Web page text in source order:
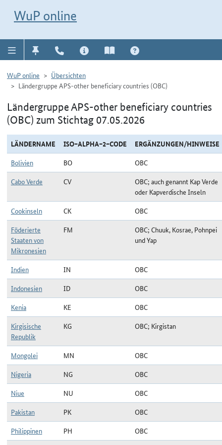
WuP online
WuP online
Übersichten
Ländergruppe APS-other beneficiary countries (OBC)
Ländergruppe APS-other beneficiary countries
(OBC) zum Stichtag 07.05.2026
LÄNDERNAME ISO−ALPHA−2−CODE
ERGÄNZUNGEN/HINWEISE
Bolivien
BO
OBC
Cabo Verde
CV
OBC; auch genannt Kap Verde
oder Kapverdische Inseln
Cookinseln
CK
OBC
Föderierte
Staaten von
Mikronesien
FM
OBC; Chuuk, Kosrae, Pohnpei
und Yap
Indien IN
OBC
Indonesien
ID
OBC
Kenia
KE
OBC
Kirgisische
Republik
KG OBC; Kirgistan
Mongolei MN
OBC
Nigeria
NG
OBC
Niue
NU
OBC
Pakistan
PK
OBC
Philippinen
PH
OBC